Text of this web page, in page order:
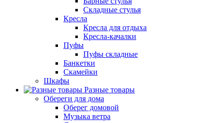
Складные стулья
Кресла
Кресла для отдыха
Кресла-качалки
Пуфы
Пуфы складные
Банкетки
Скамейки
Шкафы
Разные товары
Обереги для дома
Оберег домовой
Музыка ветра